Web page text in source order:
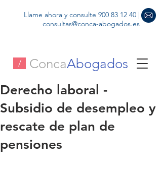
/ ConcaAbogados
Llame ahora y consulte 900 83 12 40 |
consultas@conca-abogados.es
Derecho laboral -
Subsidio de desempleo y
rescate de plan de
pensiones